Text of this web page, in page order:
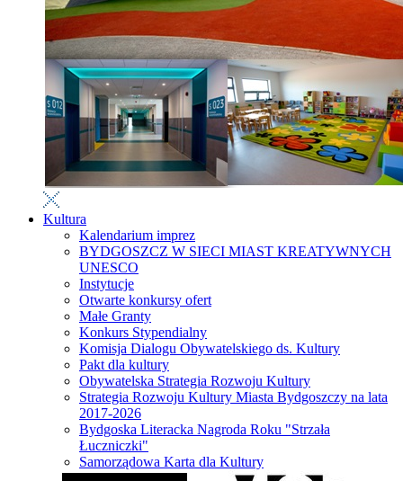
Kultura
Kalendarium imprez
BYDGOSZCZ W SIECI MIAST KREATYWNYCH
UNESCO
Instytucje
Otwarte konkursy ofert
Małe Granty
Konkurs Stypendialny
Komisja Dialogu Obywatelskiego ds. Kultury
Pakt dla kultury
Obywatelska Strategia Rozwoju Kultury
Strategia Rozwoju Kultury Miasta Bydgoszczy na lata
2017-2026
Bydgoska Literacka Nagroda Roku "Strzała
Łuczniczki"
Samorządowa Karta dla Kultury